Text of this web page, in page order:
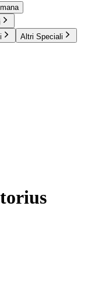
Altri Speciali